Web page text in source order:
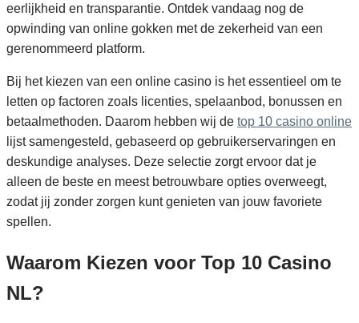
eerlijkheid en transparantie. Ontdek vandaag nog de
opwinding van online gokken met de zekerheid van een
gerenommeerd platform.
Bij het kiezen van een online casino is het essentieel om te
letten op factoren zoals licenties, spelaanbod, bonussen en
betaalmethoden. Daarom hebben wij de top 10 casino online
lijst samengesteld, gebaseerd op gebruikerservaringen en
deskundige analyses. Deze selectie zorgt ervoor dat je
alleen de beste en meest betrouwbare opties overweegt,
zodat jij zonder zorgen kunt genieten van jouw favoriete
spellen.
Waarom Kiezen voor Top 10 Casino
NL?